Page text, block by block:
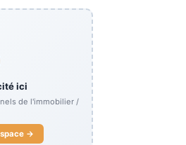
ici
de l'immobilier /
→